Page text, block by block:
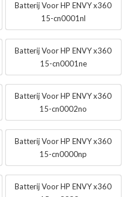
Batterij Voor HP ENVY x360
15-cn0001nl
Batterij Voor HP ENVY x360
15-cn0001ne
Batterij Voor HP ENVY x360
15-cn0002no
Batterij Voor HP ENVY x360
15-cn0000np
Batterij Voor HP ENVY x360